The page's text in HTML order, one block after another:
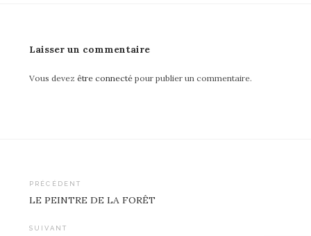
Laisser un commentaire
Vous devez être connecté pour publier un commentaire.
de
PRÉCÉDENT
LE PEINTRE DE LA FORÊT
SUIVANT